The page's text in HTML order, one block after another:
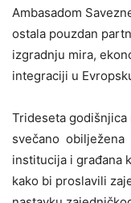
Ambasadom
ostala pouzdan
izgradnju mira,
integraciji u
Trideseta godišnjica
svečano obilježena
institucija i građana
kako bi proslavili